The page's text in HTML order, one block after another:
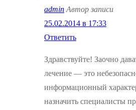
admin Автор записи
25.02.2014 в 17:33
Ответить
Здравствуйте! Заочно
лечение — это
информационный
назначить специалисты